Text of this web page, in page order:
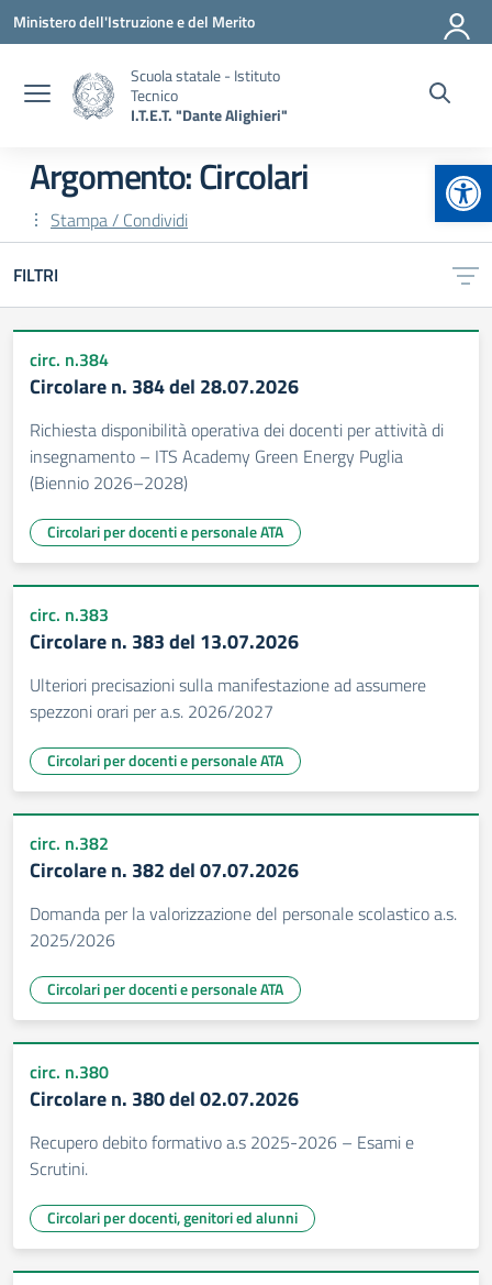
Vai ai contenuti
Vai al menu di navigazione
Vai al footer
Ministero dell'Istruzione e del Merito
Scuola statale - Istituto
Tecnico
I.T.E.T. "Dante Alighieri"
Argomento: Circolari
Stampa / Condividi
FILTRI
circ. n.384
Circolare n. 384 del 28.07.2026
Richiesta disponibilità operativa dei docenti per attività di
insegnamento – ITS Academy Green Energy Puglia
(Biennio 2026–2028)
Circolari per docenti e personale ATA
circ. n.383
Circolare n. 383 del 13.07.2026
Ulteriori precisazioni sulla manifestazione ad assumere
spezzoni orari per a.s. 2026/2027
Circolari per docenti e personale ATA
circ. n.382
Circolare n. 382 del 07.07.2026
Domanda per la valorizzazione del personale scolastico a.s.
2025/2026
Circolari per docenti e personale ATA
circ. n.380
Circolare n. 380 del 02.07.2026
Recupero debito formativo a.s 2025-2026 – Esami e
Scrutini.
Circolari per docenti, genitori ed alunni